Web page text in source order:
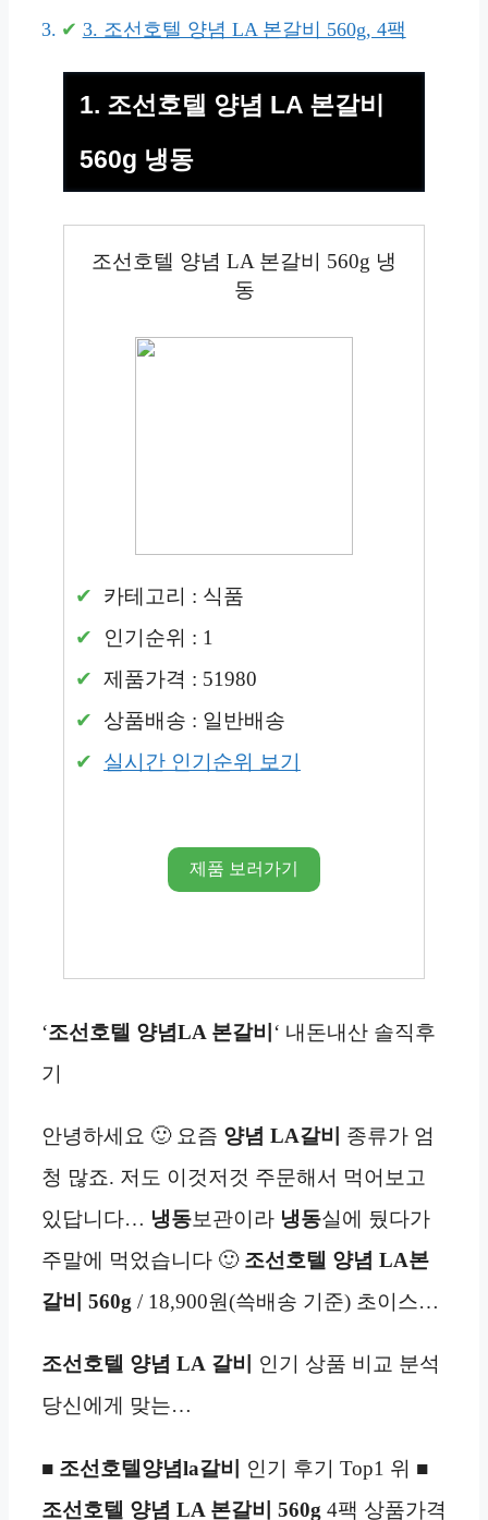
3. 조선호텔 양념 LA 본갈비 560g, 4팩
1. 조선호텔 양념 LA 본갈비
560g 냉동
조선호텔 양념 LA 본갈비 560g 냉
동
카테고리 : 식품
인기순위 : 1
제품가격 : 51980
상품배송 : 일반배송
실시간 인기순위 보기
제품 보러가기
‘조선호텔 양념LA 본갈비 ‘ 내돈내산 솔직후
기
안녕하세요 🙂 요즘 양념 LA갈비
종류가 엄
청 많죠. 저도 이것저것 주문해서 먹어보고
있답니다… 냉동보관이라 냉동실에 뒀다가
주말에 먹었습니다 🙂 조선호텔 양념 LA본
갈비 560g / 18,900원(쓱배송 기준) 초이스…
조선호텔 양념 LA 갈비
인기 상품 비교 분석
당신에게 맞는…
■ 조선호텔양념la갈비
인기 후기 Top1 위 ■
조선호텔 양념 LA 본갈비 560g 4팩 상품가격